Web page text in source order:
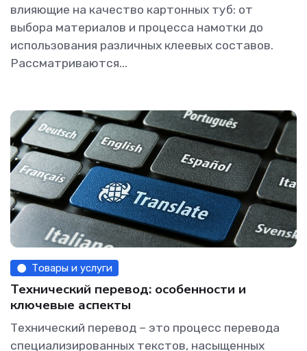
влияющие на качество картонных туб: от
выбора материалов и процесса намотки до
использования различных клеевых составов.
Рассматриваются...
Товары и услуги
Технический перевод: особенности и
ключевые аспекты
Технический перевод – это процесс перевода
специализированных текстов, насыщенных